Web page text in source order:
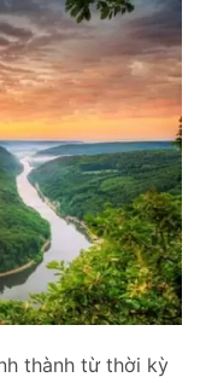
thành từ thời kỳ